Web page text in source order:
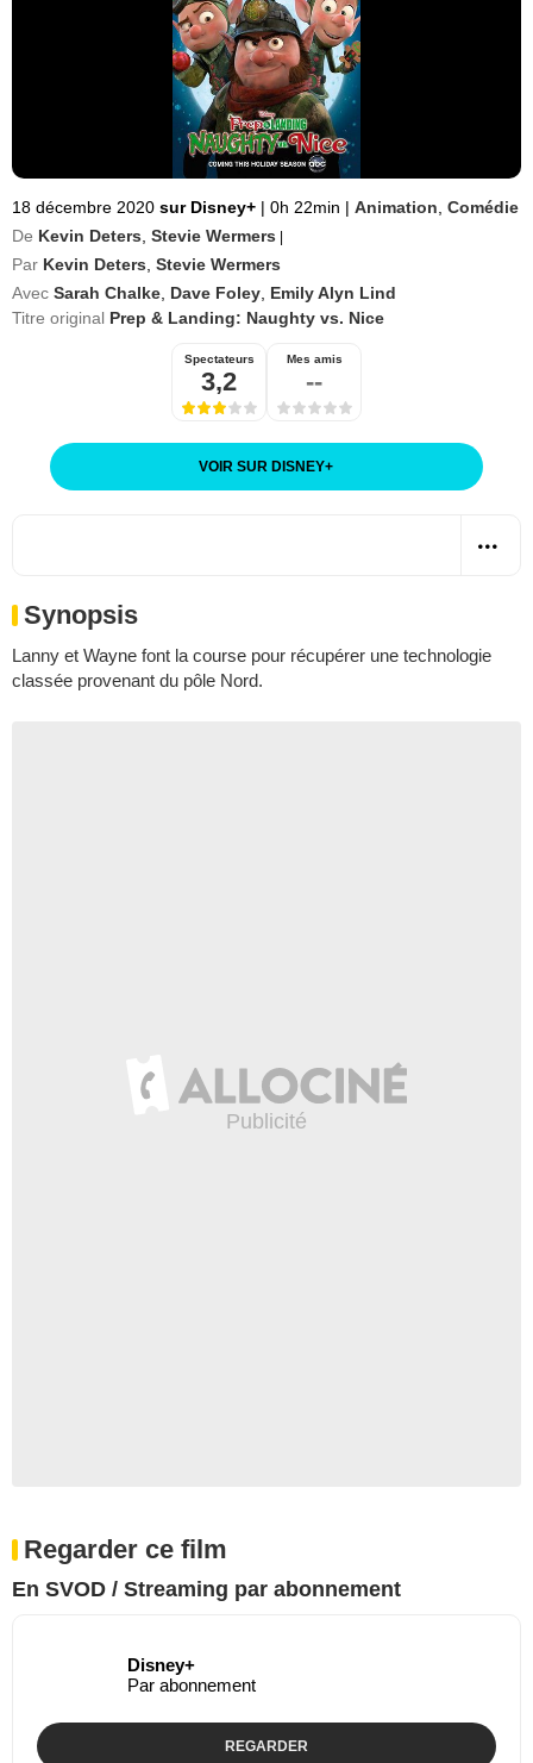
18 décembre 2020 sur Disney+ | 0h 22min | Animation Comédie
De Kevin Deters Stevie Wermers
Par Kevin Deters Stevie Wermers
Avec Sarah Chalke Dave Foley Emily Alyn Lind
Titre original Prep & Landing: Naughty vs. Nice
Spectateurs
3,2
Mes amis
--
VOIR SUR DISNEY+
Synopsis
Lanny et Wayne font la course pour récupérer une technologie
classée provenant du pôle Nord.
Regarder ce film
En SVOD / Streaming par abonnement
Disney+
Par abonnement
REGARDER